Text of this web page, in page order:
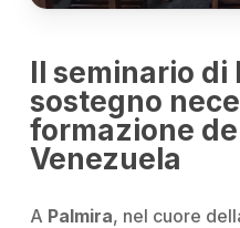
Il seminario di
sostegno
formazione
Venezuela
A Palmira, nel cuore